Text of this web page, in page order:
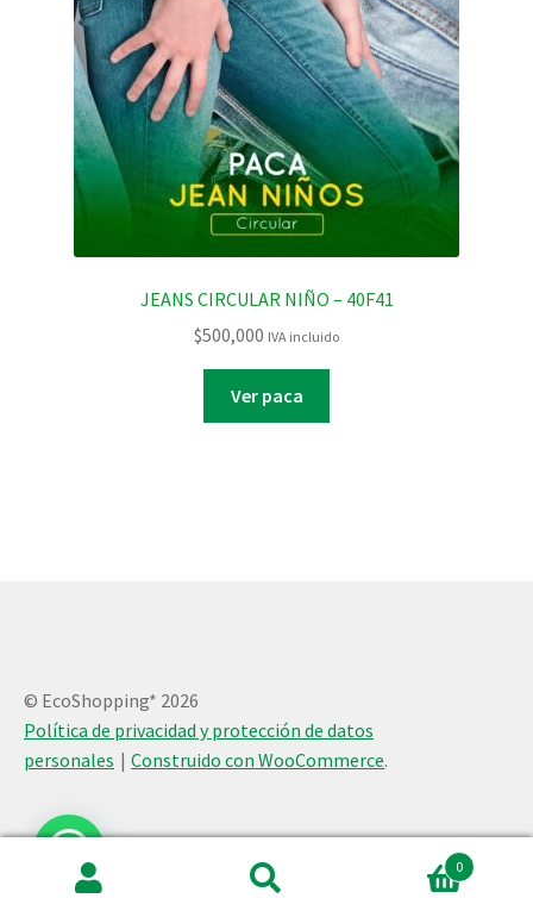
JEANS CIRCULAR NIÑO – 40F41
$500,000 IVA incluido
Ver paca
© EcoShopping* 2026
Política de privacidad y protección de datos
personales
Construido con WooCommerce.
0